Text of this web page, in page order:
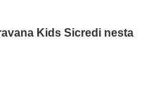
Kids Sicredi nesta